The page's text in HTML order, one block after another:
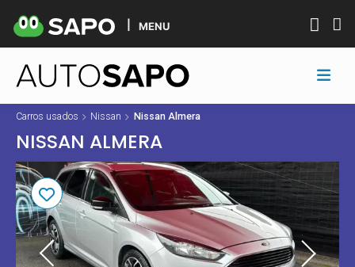
MENU
Carros usados Nissan Nissan Almera
NISSAN ALMERA